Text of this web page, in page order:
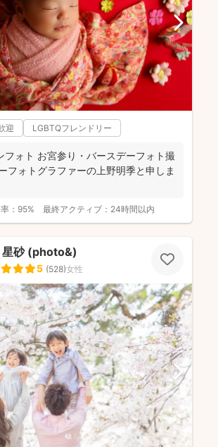
迎 LGBTQフレンドリー
フォト お宮参り・バースデーフォト撮
フォトグラファーの上野明季と申しま
： 95% 最終アクティブ： 24時間以内
星砂 (photo&)
5 (528)女性